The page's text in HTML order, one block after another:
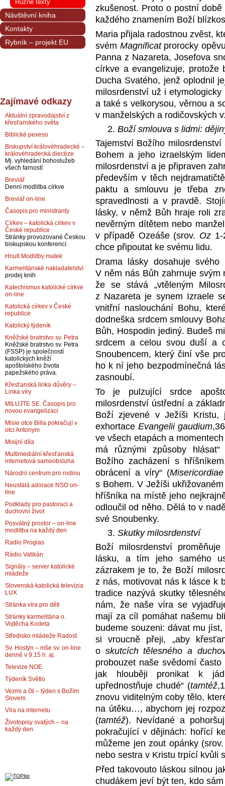
zkušenost. Proto o postní
každého znamením Boží
Maria přijala radostnou zvěst,
svém Magnificatprorocky
Panna z Nazareta, Josefova
církve a evangelizuje, protože
Ducha Svatého, jenž oplodnil
milosrdenství už i
a také s velkorysou, věrnou a
v manželských a rodičovských
Boží smlouva s lidmi:
Tajemství Božího
Bohem a jeho izraelským
milosrdenství a je připraven
především v těch
paktu a smlouvu je třeba
spravedlnosti a v pravdě.
lásky, v němž Bůh hraje roli
nevěrným dítětem nebo
v případě Ozeáše (srov. Oz
chce připoutat ke svému lidu.
Drama lásky dosahuje
V něm nás Bůh zahrnuje svým
že se stává „vtěleným
z Nazareta je synem Izraele
vnitřní naslouchání Bohu,
dodneška srdcem smlouvy
Bůh, Hospodin jediný. Budeš
srdcem a celou svou duší a
Snoubencem, který činí vše
ho k ní jeho bezpodmínečná
zasnoubí.
To je pulzující srdce
milosrdenství ústřední a
Boží zjevené v Ježíši Kristu,
exhortaceEvangelii gaudium
ve všech etapách a
má různými způsoby
Božího zacházení s
obrácení a víry“ (
s Bohem. V Ježíši
hříšníka na místě jeho
odloučil od něho. Dělá to v
své Snoubenky.
Skutky milosrdenství
Boží milosrdenství
lásku, a tím jeho samého
zázrakem je to, že Boží
z nás, motivovat nás k lásce k
tradice nazývá skutky
nám, že naše víra se
mají za cíl pomáhat našemu
budeme souzeni: dávat mu
si vroucně přeji, „aby
o skutcích tělesného a
probouzet naše svědomí
jak hlouběji pronikat k
upřednostňuje chudé“ (tamtéž
znovu viditelným coby tělo,
na útěku…, abychom jej
(tamtéž). Nevídané a
pokračující v dějinách: hořící
můžeme jen zout opánky
nebo sestra v Kristu trpící kvůli
Před takovouto láskou silnou
chudákem jeví být ten, kdo
Různé texty
Návštěvní kniha
Kontakty
Rybník – projekt EU
Zajímavé odkazy
Aktuální zpravodajství z
křesťanského světa
Biblické pexeso
Biskupství královéhradecké –
královéhradecká diecéze
Mj. vyhledání bohoslužeb
všech farností
Breviář
Denní modlitba církve
Breviář on-line
Časopis pro ministranty
Církev – katolická církev v
České republice
Stránky provozované Českou
biskupskou konferencí
Hnutí Modlitby matek
Karmelitánské nakladatelství
prodej knih
Katechismus katolické církve
on-line
Katolická církev v České
republice
Katolický týdeník
Kněžské bratrstvo sv. Petra
Kněžské bratrstvo sv. Petra
(FSSP) je společností
katolických kněží
apoštolského života
papežského práva.
Křesťanská linka důvěry –
Linka víry
MILUJTE SE. Časopis pro
novou evangelizaci
Misie otce Billa pokračují v
otci Antonym
Misijní díla
Multimediální křesťanská
internetová samoobsluha
Národní centrum pro rodinu
Neustálá adorace NSO on-
line
Podklady pro pastoraci a
duchovní život
Posvátný prostor – on-line
modlitba na každý den
Radio Proglas
Rádio Vatikán
Signály – server katolické
mládeže
Slovenská katolická televízia
LUX
Stránka víra pro děti
Stránky karmelitána o.
Vojtěcha Kodeta
Středisko mládeže Radost
Sv. Hostýn – mše sv. on-line
denně v 9.15 h. aj.
Televize NOE
Týdeník Světlo
Vezmi a čti – týden s Božím
Slovem
Víra na internetu
Životopisy svatých – na
každý den